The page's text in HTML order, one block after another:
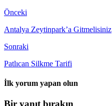
Önceki
Antalya Zeytinpark’a Gitmelisiniz
Sonraki
Patlıcan Silkme Tarifi
İlk yorum yapan olun
Bir yanıt bırakın